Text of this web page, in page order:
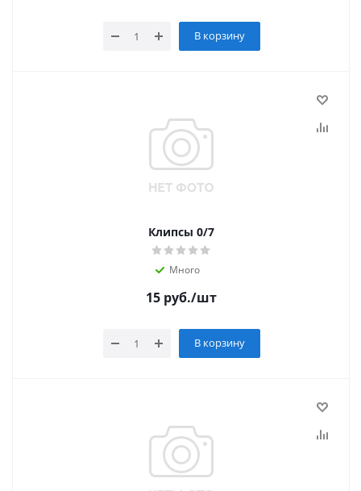
В корзину
Клипсы 0/7
Много
15 руб./шт
В корзину